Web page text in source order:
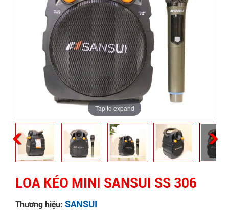
Tap to expand
LOA KÉO MINI SANSUI SS 306
Thương hiệu: SANSUI